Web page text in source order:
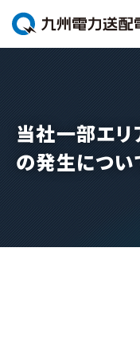
当社一部エリ
の発生につい